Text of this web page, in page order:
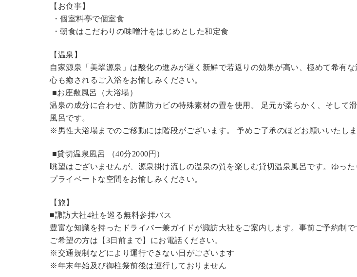
【お食事】
・個室料亭で個室食
・朝食はこだわりの味噌汁をはじめとした和定食
【温泉】
自家源泉「美翠源泉」は酸化の進みが遅く新鮮で若返りの効果が高い、極めて希有な
心も癒されるご入浴をお愉しみください。
■お座敷風呂（大浴場）
温泉の成分に合わせ、防菌防カビの特殊素材の畳を使用。 足元が柔らかく、そして
風呂です。
※男性大浴場までのご移動には階段がございます。 予めご了承のほどお願いいたしま
■貸切温泉風呂 （40分2000円）
眺望はございませんが、源泉掛け流しの温泉の質を楽しむ貸切温泉風呂です。ゆった
プライベートな空間をお愉しみください。
【旅】
■諏訪大社4社を巡る無料参拝バス
豊富な知識を持ったドライバー兼ガイドが諏訪大社をご案内します。 事前ご予約制で
ご希望の方は【3日前まで】にお電話ください。
※交通規制などにより運行できない日がございます
※年末年始及び御柱祭前後は運行しておりません